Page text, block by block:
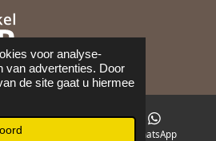
voor analyse-
van advertenties. Door
de site gaat u hiermee
Facebook WhatsApp